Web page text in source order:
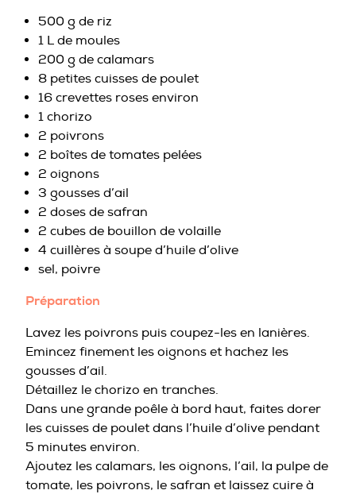
500 g de riz
1 L de moules
200 g de calamars
8 petites cuisses de poulet
16 crevettes roses environ
1 chorizo
2 poivrons
2 boîtes de tomates pelées
2 oignons
3 gousses d’ail
2 doses de safran
2 cubes de bouillon de volaille
4 cuillères à soupe d’huile d’olive
sel, poivre
Préparation
Lavez les poivrons puis coupez-les en lanières.
Emincez finement les oignons et hachez les
gousses d’ail.
Détaillez le chorizo en tranches.
Dans une grande poêle à bord haut, faites dorer
les cuisses de poulet dans l’huile d’olive pendant
5 minutes environ.
Ajoutez les calamars, les oignons, l’ail, la pulpe de
tomate, les poivrons, le safran et laissez cuire à